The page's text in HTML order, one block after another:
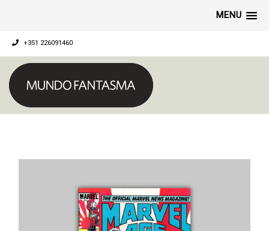
MENU
+351 226091460